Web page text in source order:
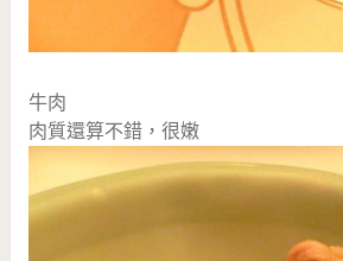
牛肉
肉質還算不錯，很嫩